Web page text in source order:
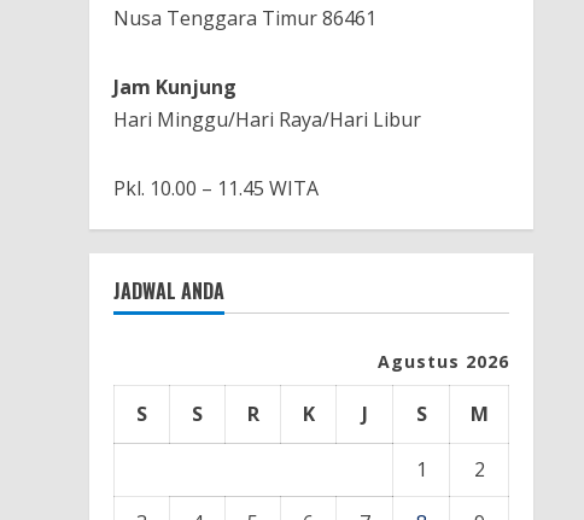
Nusa Tenggara Timur 86461
Jam Kunjung
Hari Minggu/Hari Raya/Hari Libur
Pkl. 10.00 – 11.45 WITA
JADWAL ANDA
Agustus 2026
S S R K J S M
1
2